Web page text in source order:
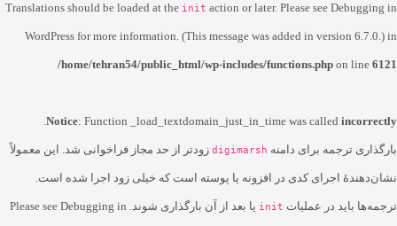
Translations should be loaded at the init action or later. Please see Debugging in
WordPress for more information. (This message was added in version 6.7.0.) in
/home/tehran54/public_html/wp-includes/functions.php on line 6121
Notice: Function _load_textdomain_just_in_time was called incorrectly
.
بارگذاری ترجمه برای دامنه digimarsh زودتر از حد مجاز فراخوانی شد. این معمولاً
نشان‌دهندهٔ اجرای کدی در افزونه یا پوسته است که خیلی زود اجرا شده است.
ترجمه‌ها باید در عملیات init یا بعد از آن بارگذاری شوند. Please see Debugging in